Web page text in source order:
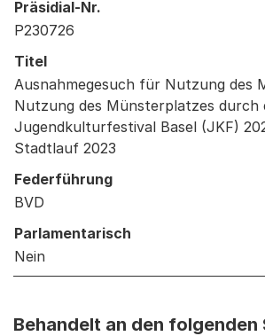
Informationen zum Ausgewählten
Präsidial-Nr.
P230726
Titel
Ausnahmegesuch für Nutzung des
Nutzung des Münsterplatzes durch
Jugendkulturfestival Basel (JKF)
Stadtlauf 2023
Federführung
BVD
Parlamentarisch
Nein
Behandelt an den folgenden